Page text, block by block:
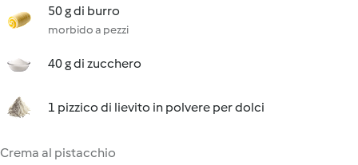
50 g di burro
morbido a pezzi
40 g di zucchero
1 pizzico di lievito in polvere per dolci
Crema al pistacchio